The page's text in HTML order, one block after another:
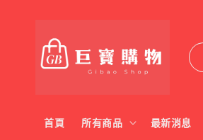
首頁 所有商品 最新消息